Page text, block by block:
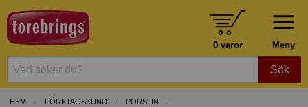
Meny
0 varor
Sök
HEM FÖRETAGSKUND
PORSLIN